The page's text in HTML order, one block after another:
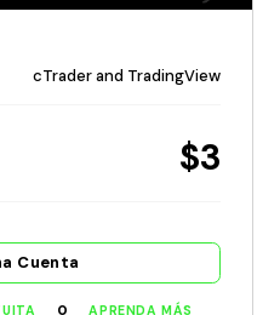
cTrader and TradingView
$3
Cuenta
O APRENDA MÁS